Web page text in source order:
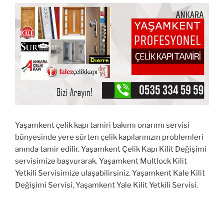
Yaşamkent çelik kapı tamiri bakımı onarımı servisi
bünyesinde yere sürten çelik kapılarınızın problemleri
anında tamir edilir. Yaşamkent Çelik Kapı Kilit Değişimi
servisimize başvurarak. Yaşamkent Multlock Kilit
Yetkili Servisimize ulaşabilirsiniz. Yaşamkent Kale Kilit
Değişimi Servisi, Yaşamkent Yale Kilit Yetkili Servisi.